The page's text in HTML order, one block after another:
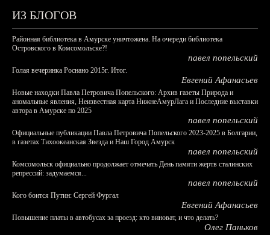
ИЗ БЛОГОВ
Районная библиотека в Амурске уничтожена. На очереди библиотека
Островского в Комсомольске?!
павел попельский
Голая вечеринка Роснано 2015г. Итог.
Евгений Афанасьев
Новые находки Павла Петровича Попельского: Архив газеты Природа и
аномальные явления, Неизвестная карта НижнеАмурЛага и Последние выставки
автора в Амурске по 2025
павел попельский
Официальные публикации Павла Петровича Попельского 2023-2025 в Болгарии,
в газетах Тихоокеанская Звезда и Наш Город Амурск
павел попельский
Комсомольск официально продолжает отмечать День памяти жертв сталинских
репрессий: задумаемся...
павел попельский
Кого боится Путин: Сергей Фургал
Евгений Афанасьев
Повышение платы в автобусах за проезд: кто виноват, и что делать?
Олег Паньков